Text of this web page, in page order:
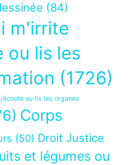
(84)
m'irrite
ou lis les
(1726)
ou lis les organes
Corps
(50) Droit Justice
et légumes ou